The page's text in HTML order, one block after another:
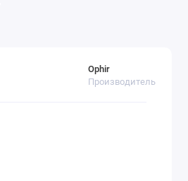
Ophir
Производитель